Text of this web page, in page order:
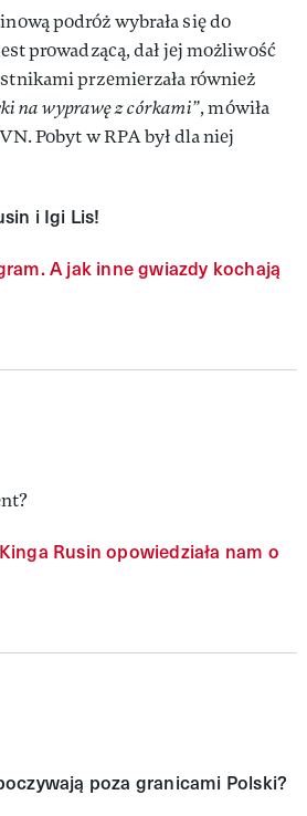
podróż wybrała się do
prowadzącą, dał jej możliwość
przemierzała również
na wyprawę z córkami”, mówiła
Pobyt w RPA był dla niej
i Igi Lis!
A jak inne gwiazdy kochają
Rusin opowiedziała nam o
poza granicami Polski?